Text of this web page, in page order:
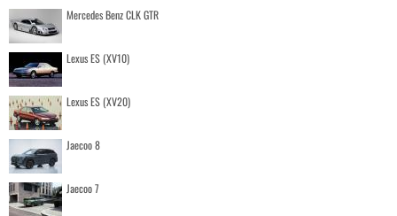
Mercedes Benz CLK GTR
Lexus ES (XV10)
Lexus ES (XV20)
Jaecoo 8
Jaecoo 7